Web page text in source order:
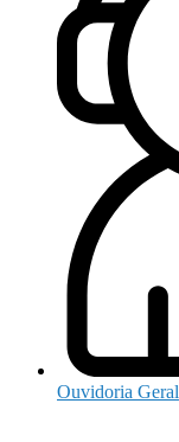
Ouvidoria Geral